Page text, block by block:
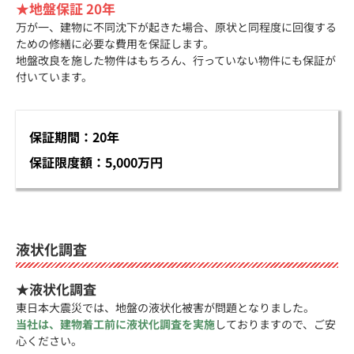
★地盤保証 20年
万が一、建物に不同沈下が起きた場合、原状と同程度に回復する
ための修繕に必要な費用を保証します。
地盤改良を施した物件はもちろん、行っていない物件にも保証が
付いています。
保証期間：20年
保証限度額：5,000万円
液状化調査
★液状化調査
東日本大震災では、地盤の液状化被害が問題となりました。
当社は、建物着工前に液状化調査を実施しておりますので、ご安
心ください。